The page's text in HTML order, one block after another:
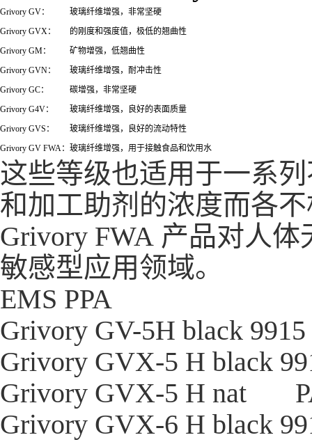
Grivory GV：
玻璃纤维增强，非常坚硬
Grivory GVX：
的刚度和强度值，极低的翘曲性
Grivory GM：
矿物增强，低翘曲性
Grivory GVN：
玻璃纤维增强，耐冲击性
Grivory GC：
碳增强，非常坚硬
Grivory G4V：
玻璃纤维增强，良好的表面质量
Grivory GVS：
玻璃纤维增强，良好的流动特性
Grivory GV FWA： 玻璃纤维增强，用于接触食品和饮用水
这些等级也适用于一系
和加工助剂的浓度而各
Grivory FWA 产品对人
敏感型应用领域。
EMS PPA
Grivory GV-5H black 9915
Grivory GVX-5 H black
Grivory GVX-5 H nat
Grivory GVX-6 H black